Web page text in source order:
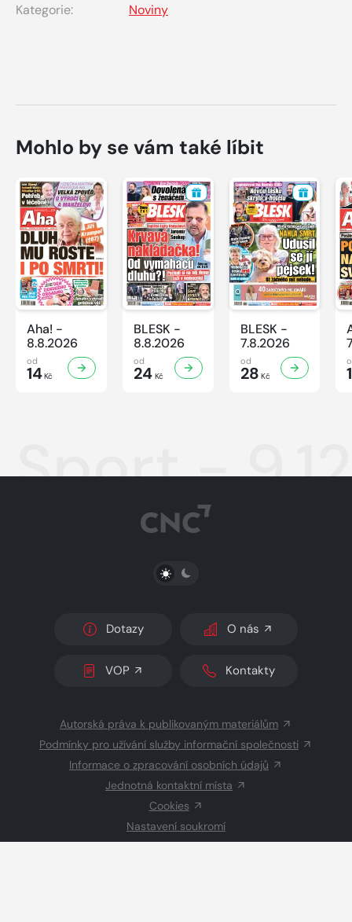
Kategorie:
Noviny
Mohlo by se vám také líbit
Aha! -
8.8.2026
od
14Kč
BLESK -
8.8.2026
od
24Kč
BLESK -
7.8.2026
od
28 Kč
Sport -
PŘEPNOUT SVĚTLÝ/TMAVÝ REŽIM
Dotazy O nás
VOP Kontakty
Autorská práva k publikovaným materiálům
Podmínky pro užívání služby informační společnosti
Informace o zpracování osobních údajů
Jednotná kontaktní místa
Cookies
Nastavení soukromí
Inzerce